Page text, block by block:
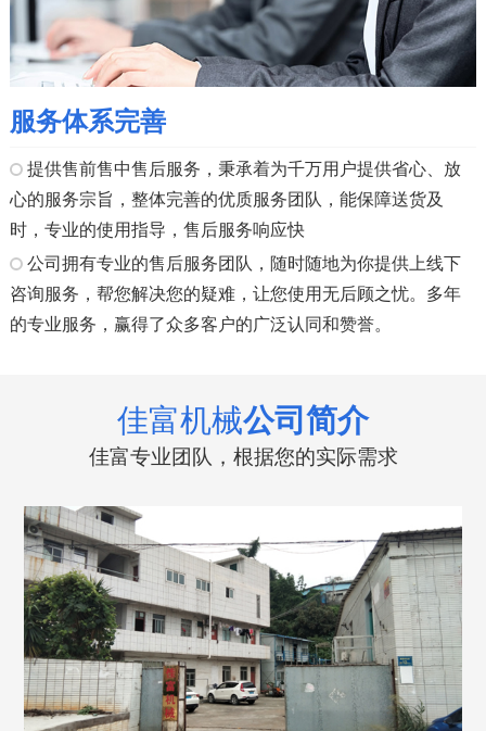
服务体系完善
提供售前售中售后服务，秉承着为千万用户提供省心、放
心的服务宗旨，整体完善的优质服务团队，能保障送货及
时，专业的使用指导，售后服务响应快
公司拥有专业的售后服务团队，随时随地为你提供上线下
咨询服务，帮您解决您的疑难，让您使用无后顾之忧。多年
的专业服务，赢得了众多客户的广泛认同和赞誉。
佳富机械公司简介
佳富专业团队，根据您的实际需求